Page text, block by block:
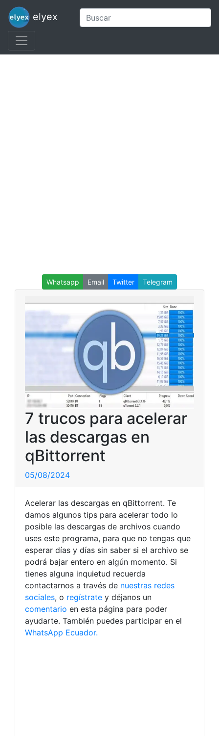
elyex
Whatsapp Email Twitter Telegram
7 trucos para acelerar
las descargas en
qBittorrent
05/08/2024
Acelerar las descargas en qBittorrent. Te
damos algunos tips para acelerar todo lo
posible las descargas de archivos cuando
uses este programa, para que no tengas que
esperar días y días sin saber si el archivo se
podrá bajar entero en algún momento. Si
tienes alguna inquietud recuerda
contactarnos a través de nuestras redes
sociales, o regístrate y déjanos un
comentario en esta página para poder
ayudarte. También puedes participar en el
WhatsApp Ecuador.